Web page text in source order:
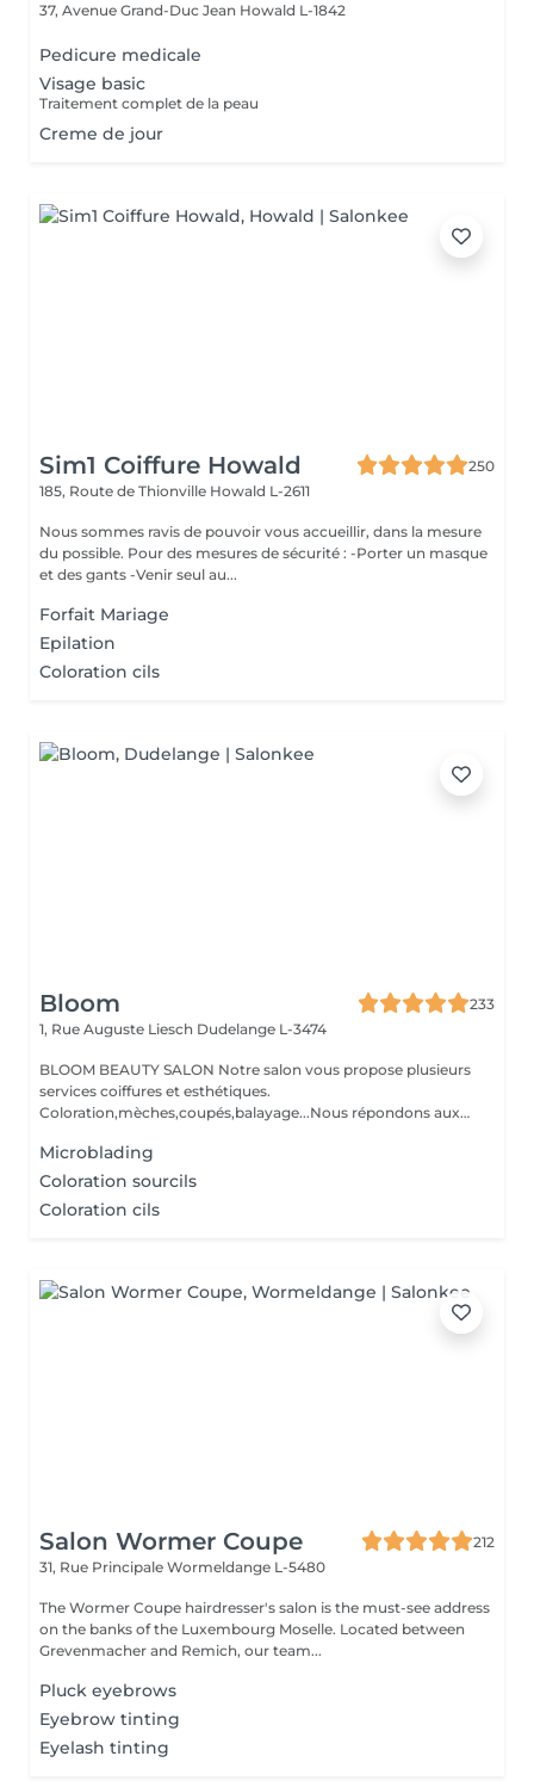
37, Avenue Grand-Duc Jean Howald L-1842
Pedicure medicale
Visage basic
Traitement complet de la peau
Creme de jour
Sim1 Coiffure Howald
250
185, Route de Thionville Howald L-2611
Nous sommes ravis de pouvoir vous accueillir, dans la mesure
du possible. Pour des mesures de sécurité : -Porter un masque
et des gants -Venir seul au...
Forfait Mariage
Epilation
Coloration cils
Bloom
233
1, Rue Auguste Liesch Dudelange L-3474
BLOOM BEAUTY SALON Notre salon vous propose plusieurs
services coiffures et esthétiques.
Coloration,mèches,coupés,balayage...Nous répondons aux
Microblading
Coloration sourcils
Coloration cils
Salon Wormer Coupe
212
31, Rue Principale Wormeldange L-5480
The Wormer Coupe hairdresser's salon is the must-see address
on the banks of the Luxembourg Moselle. Located between
Grevenmacher and Remich, our team...
Pluck eyebrows
Eyebrow tinting
Eyelash tinting